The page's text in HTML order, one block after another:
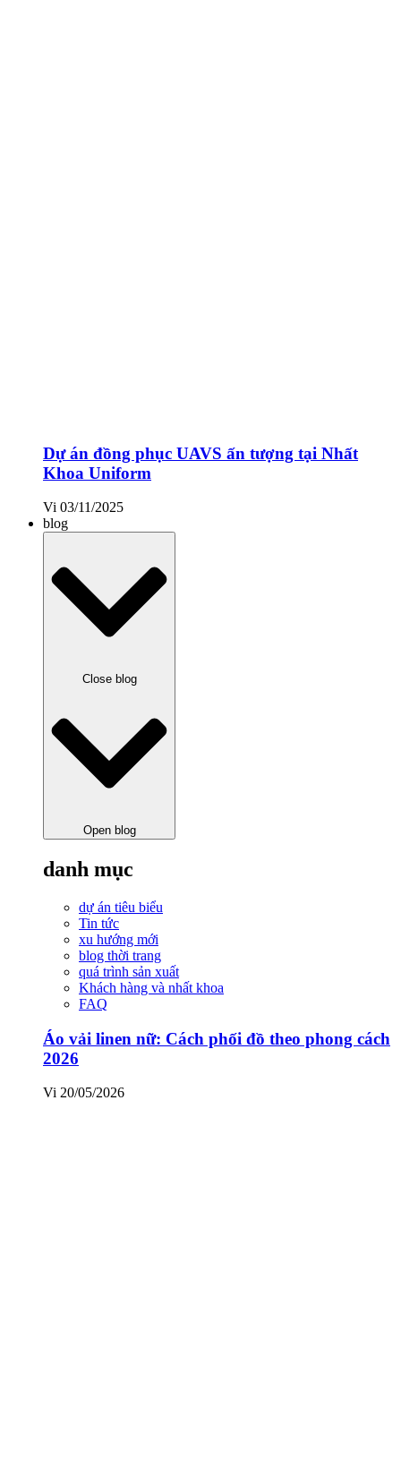
Dự án đồng phục UAVS ấn tượng tại Nhất
Khoa Uniform
Vi 03/11/2025
blog
Close blog
Open blog
danh mục
dự án tiêu biểu
Tin tức
xu hướng mới
blog thời trang
quá trình sản xuất
Khách hàng và nhất khoa
FAQ
Áo vải linen nữ: Cách phối đồ theo phong cách
2026
Vi 20/05/2026